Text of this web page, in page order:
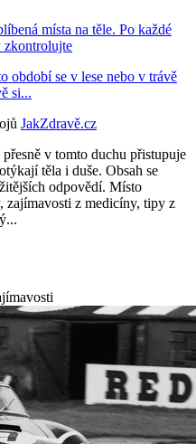
místa na těle. Po každé
zkontrolujte
období se v lese nebo v trávě
si...
JakZdravě.cz
v tomto duchu přistupuje
těla i duše. Obsah se
odpovědí. Místo
zajímavosti z medicíny, tipy z